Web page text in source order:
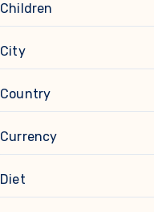
Children
City
Country
Currency
Diet